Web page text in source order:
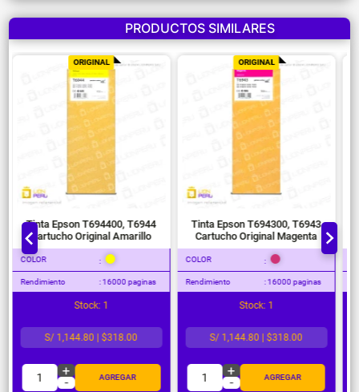
PRODUCTOS SIMILARES
ORIGINAL
Tinta Epson T694400, T6944
Cartucho Original Amarillo
COLOR :
Rendimiento : 16000 paginas
Stock: 1
S/ 1,144.80 | $318.00
1 +
- AGREGAR
ORIGINAL
Tinta Epson T694300, T6943
Cartucho Original Magenta
COLOR :
Rendimiento : 16000 paginas
Stock: 1
S/ 1,144.80 | $318.00
1 +
- AGREGAR